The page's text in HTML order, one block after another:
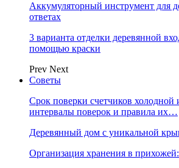
Аккумуляторный инструмент для
ответах
3 варианта отделки деревянной
помощью краски
Prev Next
Советы
Срок поверки счетчиков холодной
интервалы поверок и правила их…
Деревянный дом с уникальной
Организация хранения в